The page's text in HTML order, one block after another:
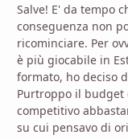
Salve! E' da tempo
conseguenza non
ricominciare. Per
è più giocabile in
formato, ho deciso
Purtroppo il budget
competitivo
su cui pensavo di